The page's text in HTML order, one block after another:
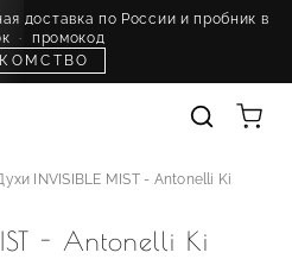
доставка по России и пробник в
·
промокод
INVISIBLE MIST - Antonelli Ki
- Antonelli Ki